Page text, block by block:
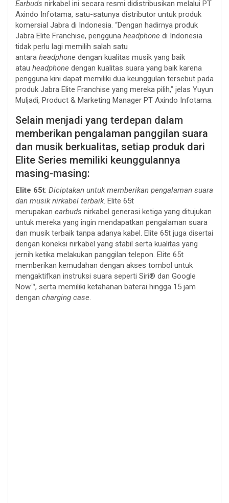
Earbuds nirkabel ini secara resmi didistribusikan melalui PT
Axindo Infotama, satu-satunya distributor untuk produk
komersial Jabra di Indonesia. “Dengan hadirnya produk
Jabra Elite Franchise, pengguna headphone di Indonesia
tidak perlu lagi memilih salah satu
antara headphone dengan kualitas musik yang baik
atau headphone dengan kualitas suara yang baik karena
pengguna kini dapat memiliki dua keunggulan tersebut pada
produk Jabra Elite Franchise yang mereka pilih,” jelas Yuyun
Muljadi, Product & Marketing Manager PT Axindo Infotama.
Selain menjadi yang terdepan dalam
memberikan pengalaman panggilan suara
dan musik berkualitas, setiap produk dari
Elite Series memiliki keunggulannya
masing-masing:
Elite 65t: Diciptakan untuk memberikan pengalaman suara
dan musik nirkabel terbaik. Elite 65t
merupakan earbuds nirkabel generasi ketiga yang ditujukan
untuk mereka yang ingin mendapatkan pengalaman suara
dan musik terbaik tanpa adanya kabel. Elite 65t juga disertai
dengan koneksi nirkabel yang stabil serta kualitas yang
jernih ketika melakukan panggilan telepon. Elite 65t
memberikan kemudahan dengan akses tombol untuk
mengaktifkan instruksi suara seperti Siri® dan Google
Now™, serta memiliki ketahanan baterai hingga 15 jam
dengan charging case.